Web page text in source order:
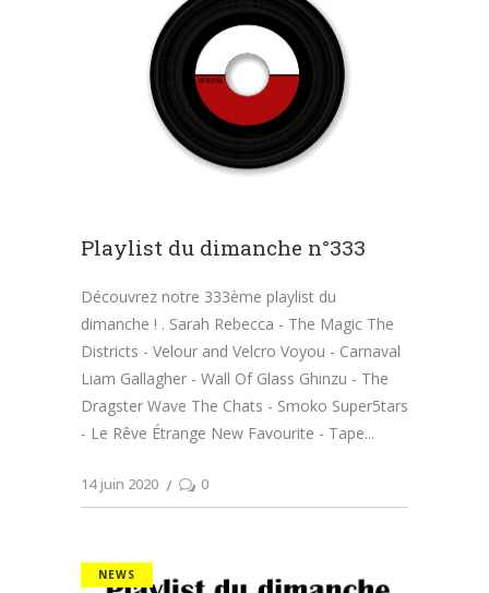
Playlist du dimanche n°333
Découvrez notre 333ème playlist du
dimanche ! . Sarah Rebecca - The Magic The
Districts - Velour and Velcro Voyou - Carnaval
Liam Gallagher - Wall Of Glass Ghinzu - The
Dragster Wave The Chats - Smoko Super5tars
- Le Rêve Étrange New Favourite - Tape
14 juin 2020 0
NEWS